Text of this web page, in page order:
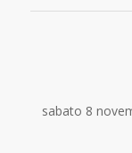
sabato 8